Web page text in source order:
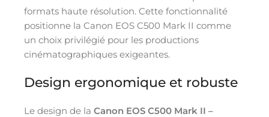
formats haute résolution. Cette fonctionnalité
positionne la Canon EOS C500 Mark II comme
un choix privilégié pour les productions
cinématographiques exigeantes.
Design ergonomique et robuste
Le design de la Canon EOS C500 Mark II –